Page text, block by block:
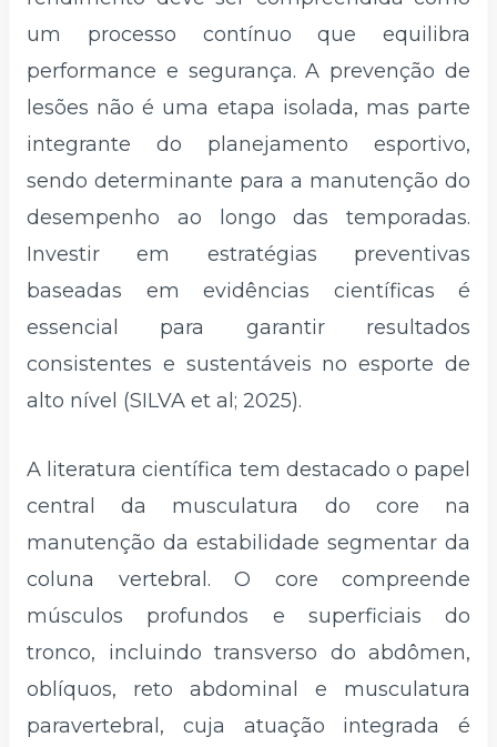
um processo contínuo que equilibra
performance e segurança. A prevenção de
lesões não é uma etapa isolada, mas parte
integrante do planejamento esportivo,
sendo determinante para a manutenção do
desempenho ao longo das temporadas.
Investir em estratégias preventivas
baseadas em evidências científicas é
essencial para garantir resultados
consistentes e sustentáveis no esporte de
alto nível (SILVA et al; 2025).
A literatura científica tem destacado o papel
central da musculatura do core na
manutenção da estabilidade segmentar da
coluna vertebral. O core compreende
músculos profundos e superficiais do
tronco, incluindo transverso do abdômen,
oblíquos, reto abdominal e musculatura
paravertebral, cuja atuação integrada é